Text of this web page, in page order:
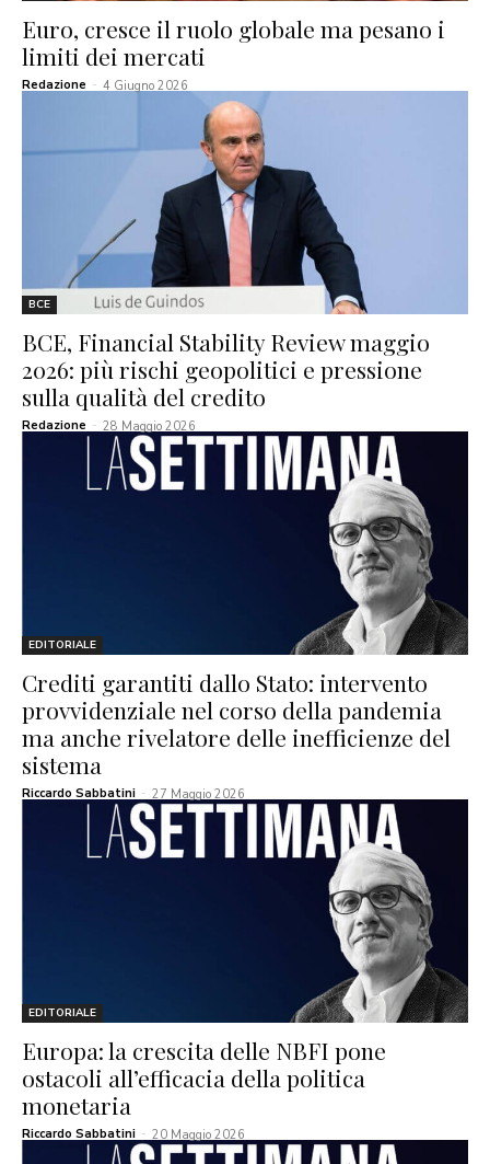
Euro, cresce il ruolo globale ma pesano i
limiti dei mercati
Redazione - 4 Giugno 2026
BCE
BCE, Financial Stability Review maggio
2026: più rischi geopolitici e pressione
sulla qualità del credito
Redazione - 28 Maggio 2026
EDITORIALE
Crediti garantiti dallo Stato: intervento
provvidenziale nel corso della pandemia
ma anche rivelatore delle inefficienze del
sistema
Riccardo Sabbatini - 27 Maggio 2026
EDITORIALE
Europa: la crescita delle NBFI pone
ostacoli all’efficacia della politica
monetaria
Riccardo Sabbatini - 20 Maggio 2026